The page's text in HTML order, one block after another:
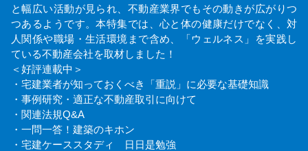
と幅広い活動が見られ、不動産業界でもその動きが広がりつ
つあるようです。本特集では、心と体の健康だけでなく、対
人関係や職場・生活環境まで含め、「ウェルネス」を実践し
ている不動産会社を取材しました！
＜好評連載中＞
・宅建業者が知っておくべき「重説」に必要な基礎知識
・事例研究・適正な不動産取引に向けて
・関連法規Q&A
・一問一答！建築のキホン
・宅建ケーススタディ 日日是勉強